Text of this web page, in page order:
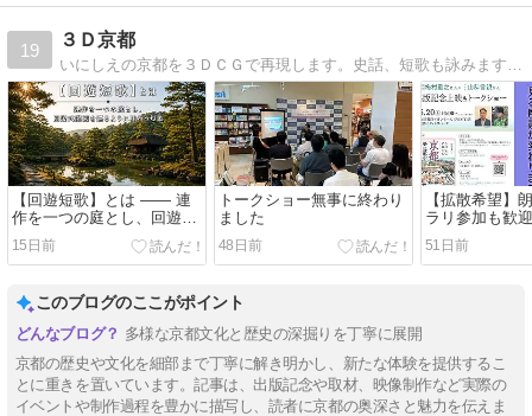
19
３Ｄ京都
【回遊短歌】とは ―― 連
作を一つの庭とし、回遊式
庭園を巡るように味わう短
歌の試み
15日前
トークショー無事に終わり
ました
48日前
【拡散希望】
ラリ参加も歓
51日前
このブログのここがポイント
多様な京都文化と歴史の深掘りを丁寧に展開
京都の歴史や文化を細部まで丁寧に解き明かし、新たな体験を提供するこ
とに重きを置いています。記事は、出版記念や取材、映像制作など実際の
イベントや制作過程を豊かに描写し、読者に京都の奥深さと魅力を伝えま